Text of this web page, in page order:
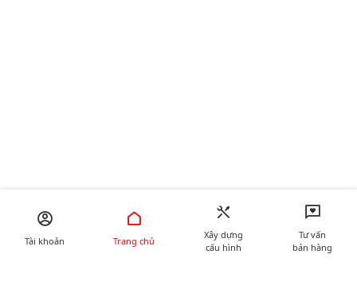
Tài khoản Trang chủ
Xây dựng
cấu hình
Tư vấn
bán hàng